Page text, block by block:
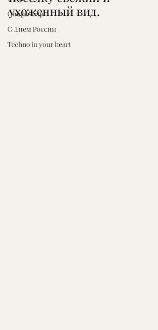
Спорт-бар
С Днем России
Techno in your heart
ухоженный вид.